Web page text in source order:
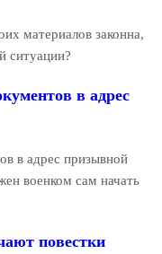
материалов законна,
ситуации?
в адрес
в адрес призывной
военком сам начать
повестки